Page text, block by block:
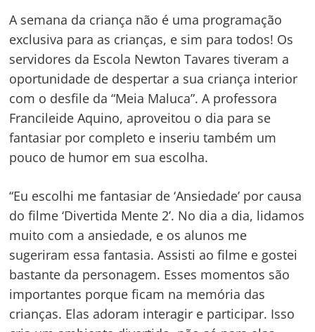
A semana da criança não é uma programação
exclusiva para as crianças, e sim para todos! Os
servidores da Escola Newton Tavares tiveram a
oportunidade de despertar a sua criança interior
com o desfile da “Meia Maluca”. A professora
Francileide Aquino, aproveitou o dia para se
fantasiar por completo e inseriu também um
pouco de humor em sua escolha.
“Eu escolhi me fantasiar de ‘Ansiedade’ por causa
do filme ‘Divertida Mente 2’. No dia a dia, lidamos
muito com a ansiedade, e os alunos me
sugeriram essa fantasia. Assisti ao filme e gostei
bastante da personagem. Esses momentos são
importantes porque ficam na memória das
crianças. Elas adoram interagir e participar. Isso